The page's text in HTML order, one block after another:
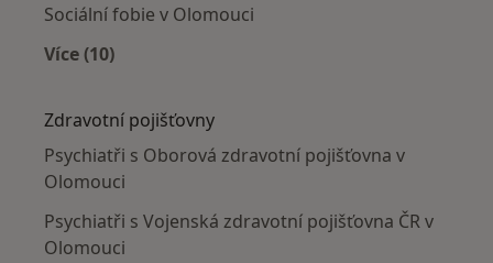
Sociální fobie v Olomouci
Více (10)
Zdravotní pojišťovny
Psychiatři s Oborová zdravotní pojišťovna v
Olomouci
Psychiatři s Vojenská zdravotní pojišťovna ČR v
Olomouci